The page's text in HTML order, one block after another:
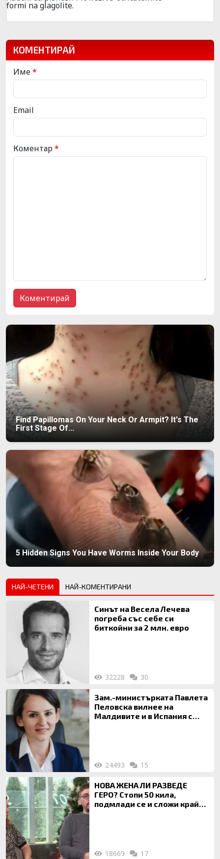
formi na glagolite.
КОМЕНТИРАЙ
Име*
Email
Коментар*
Find Papillomas On Your Neck Or Armpit? It's The
First Stage Of...
5 Hidden Signs You Have Worms Inside Your Body
НАЙ-ЧЕТЕНИ НАЙ-КОМЕНТИРАНИ
Синът на Весела Лечева
погреба със себе си
биткойни за 2 млн. евро
32228 30
Зам.-министърката Павлета
Пеловска вилнее на
Малдивите и в Испания с
24493 15
НОВА ЖЕНА ЛИ РАЗВЕДЕ
ГЕРО? Стопи 50 кила,
подмлади се и сложи край
18669 17